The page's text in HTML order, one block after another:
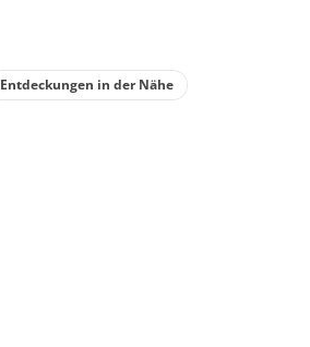
Entdeckungen in der Nähe